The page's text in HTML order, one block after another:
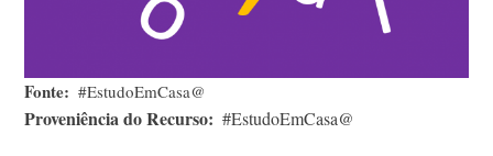
Fonte #EstudoEmCasa@
Proveniência do Recurso #EstudoEmCasa@